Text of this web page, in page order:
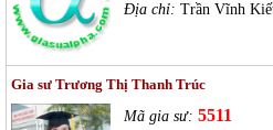
Địa chỉ: Trần Vĩnh
Gia sư Trương Thị Thanh Trúc
Mã gia sư: 5511